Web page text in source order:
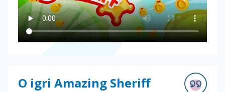
O igri Amazing Sheriff